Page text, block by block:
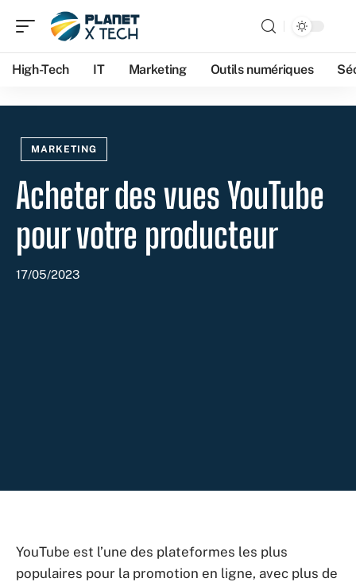
High-Tech IT Marketing Outils numériques
MARKETING
Acheter des vues YouTube
pour votre producteur
17/05/2023
YouTube est l’une des plateformes les plus
populaires pour la promotion en ligne, avec plus de